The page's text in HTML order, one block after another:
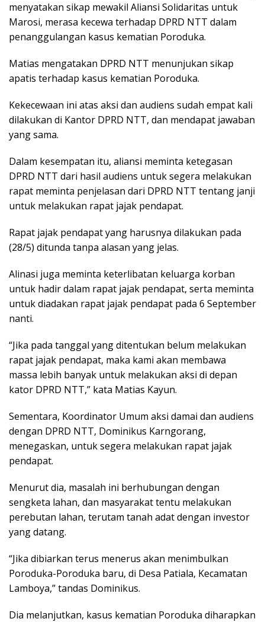
menyatakan sikap mewakil Aliansi Solidaritas untuk
Marosi, merasa kecewa terhadap DPRD NTT dalam
penanggulangan kasus kematian Poroduka.
Matias mengatakan DPRD NTT menunjukan sikap
apatis terhadap kasus kematian Poroduka.
Kekecewaan ini atas aksi dan audiens sudah empat kali
dilakukan di Kantor DPRD NTT, dan mendapat jawaban
yang sama.
Dalam kesempatan itu, aliansi meminta ketegasan
DPRD NTT dari hasil audiens untuk segera melakukan
rapat meminta penjelasan dari DPRD NTT tentang janji
untuk melakukan rapat jajak pendapat.
Rapat jajak pendapat yang harusnya dilakukan pada
(28/5) ditunda tanpa alasan yang jelas.
Alinasi juga meminta keterlibatan keluarga korban
untuk hadir dalam rapat jajak pendapat, serta meminta
untuk diadakan rapat jajak pendapat pada 6 September
nanti.
“Jika pada tanggal yang ditentukan belum melakukan
rapat jajak pendapat, maka kami akan membawa
massa lebih banyak untuk melakukan aksi di depan
kator DPRD NTT,” kata Matias Kayun.
Sementara, Koordinator Umum aksi damai dan audiens
dengan DPRD NTT, Dominikus Karngorang,
menegaskan, untuk segera melakukan rapat jajak
pendapat.
Menurut dia, masalah ini berhubungan dengan
sengketa lahan, dan masyarakat tentu melakukan
perebutan lahan, terutam tanah adat dengan investor
yang datang.
“Jika dibiarkan terus menerus akan menimbulkan
Poroduka-Poroduka baru, di Desa Patiala, Kecamatan
Lamboya,” tandas Dominikus.
Dia melanjutkan, kasus kematian Poroduka diharapkan